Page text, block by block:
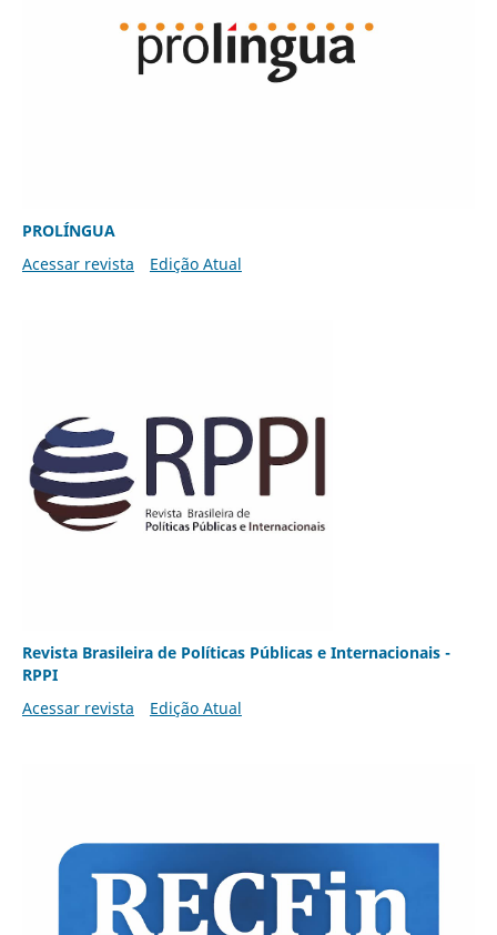
PROLÍNGUA
Acessar revista
Edição Atual
Revista Brasileira de Políticas Públicas e Internacionais -
RPPI
Acessar revista
Edição Atual